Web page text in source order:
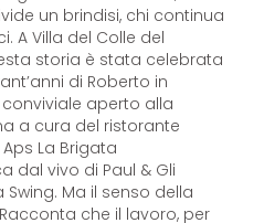
un brindisi, chi continua
A Villa del Colle del
storia è stata celebrata
di Roberto in
conviviale aperto alla
a cura del ristorante
La Brigata
dal vivo di Paul & Gli
Ma il senso della
che il lavoro, per